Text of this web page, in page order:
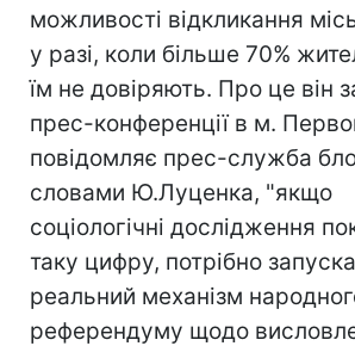
можливості відкликання
у разі, коли більше 70%
їм не довіряють. Про це він
прес-конференції в м.
повідомляє прес-служба
словами Ю.Луценка, "якщо
соціологічні дослідження
таку цифру, потрібно
реальний механізм
референдуму щодо